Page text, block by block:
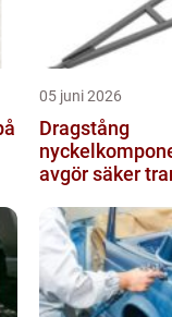
05 juni 2026
Dragstång
avgör säker